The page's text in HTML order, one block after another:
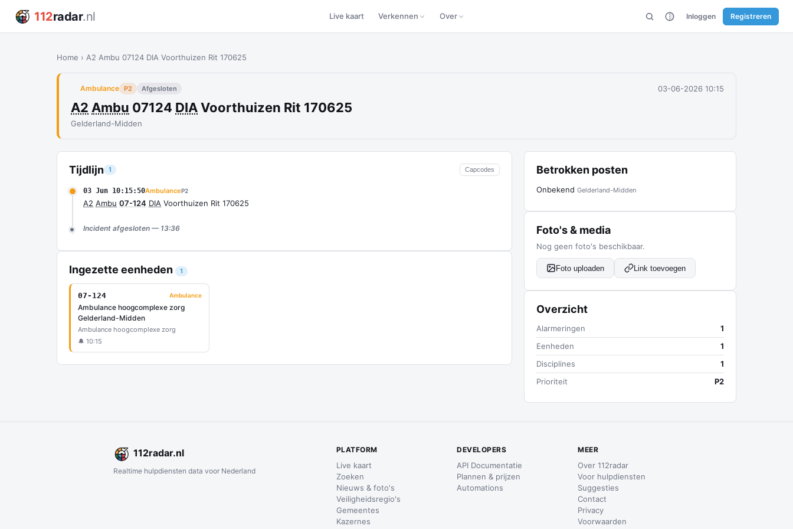
112radar.nl Live kaart Verkennen Over Inloggen Registreren
Home › A2 Ambu 07124 DIA Voorthuizen Rit 170625
Ambulance P2 Afgesloten 03-06-2026 10:15
A2 Ambu 07124 DIAVoorthuizen Rit 170625
Gelderland-Midden
Tijdlijn 1 Capcodes
03 Jun 10:15:50AmbulanceP2
A2 Ambu 07-124 DIA Voorthuizen Rit 170625
Incident afgesloten — 13:36
Ingezette eenheden 1
07-124 Ambulance
Ambulance hoogcomplexe zorg
Gelderland-Midden
Ambulance hoogcomplexe zorg
🔔 10:15
Betrokken posten
Onbekend Gelderland-Midden
Foto's & media
Nog geen foto's beschikbaar.
Foto uploaden Link toevoegen
Overzicht
Alarmeringen
1
Eenheden
1
Disciplines
1
Prioriteit
P2
112radar.nl
Realtime hulpdiensten data voor Nederland
PLATFORM
Live kaart
Zoeken
Nieuws & foto's
Veiligheidsregio's
Gemeentes
Kazernes
DEVELOPERS
API Documentatie
Plannen & prijzen
Automations
MEER
Over 112radar
Voor hulpdiensten
Suggesties
Contact
Privacy
Voorwaarden